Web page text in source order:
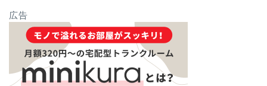
広告